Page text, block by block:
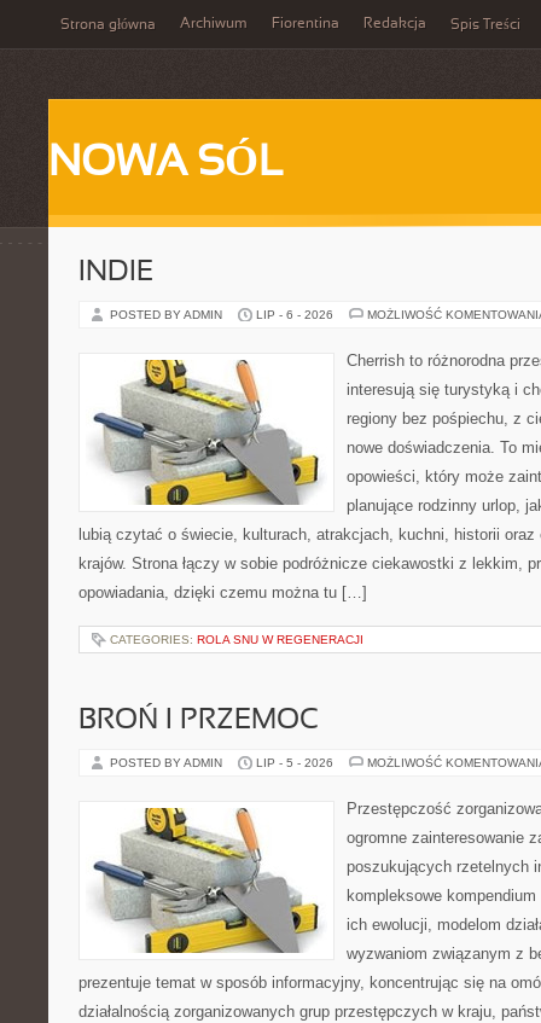
Strona główna Archiwum Fiorentina Redakcja Spis Treści
NOWA SÓL
INDIE
POSTED BY ADMIN LIP - 6 - 2026 MOŻLIWOŚĆ
Cherrish to różnorodna
interesują się turystyką i
regiony bez pośpiechu, z
nowe doświadczenia. To
opowieści, który może
planujące rodzinny urlop,
lubią czytać o świecie, kulturach, atrakcjach, kuchni, historii
krajów. Strona łączy w sobie podróżnicze ciekawostki z lekkim,
opowiadania, dzięki czemu można tu […]
CATEGORIES: ROLA SNU W REGENERACJI
BROŃ I PRZEMOC
POSTED BY ADMIN LIP - 5 - 2026 MOŻLIWOŚĆ
Przestępczość
ogromne zainteresowanie
poszukujących rzetelnych
kompleksowe
ich ewolucji, modelom
wyzwaniom związanym z
prezentuje temat w sposób informacyjny, koncentrując się na
działalnością zorganizowanych grup przestępczych w kraju,